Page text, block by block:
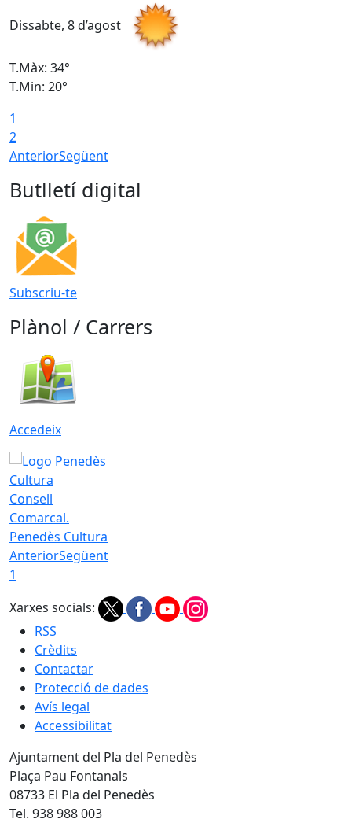
Dissabte, 8 d’agost
T.Màx: 34°
T.Min: 20°
1
2
AnteriorSegüent
Butlletí digital
Subscriu-te
Plànol / Carrers
Accedeix
Consell
Comarcal.
Penedès Cultura
AnteriorSegüent
1
Xarxes socials:
RSS
Crèdits
Contactar
Protecció de dades
Avís legal
Accessibilitat
Ajuntament del Pla del Penedès
Plaça Pau Fontanals
08733 El Pla del Penedès
Tel. 938 988 003